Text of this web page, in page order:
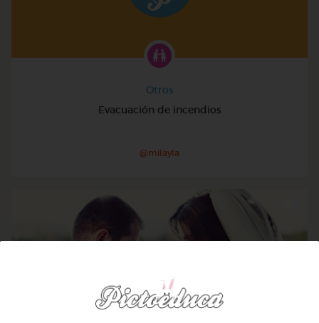
Otros
Evacuación de incendios
@milayla